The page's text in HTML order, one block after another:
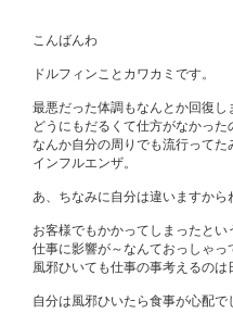
こんばんわ
ドルフィンことカワカミです。
最悪だった体調もなんとか回復し
どうにもだるくて仕方がなかった
なんか自分の周りでも流行ってた
インフルエンザ。
あ、ちなみに自分は違いますから
お客様でもかかってしまったとい
仕事に影響が～なんておっしゃっ
風邪ひいても仕事の事考えるのは
自分は風邪ひいたら食事が心配で